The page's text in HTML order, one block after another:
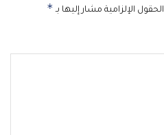
الحقول الإلزامية مشار إليها بـ *